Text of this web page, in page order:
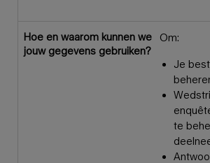
Hoe en waarom kunnen we
jouw gegevens gebruiken?
Om:
Je
te